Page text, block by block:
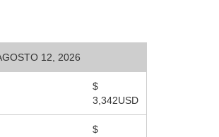
12, 2026
$
3,342USD
$